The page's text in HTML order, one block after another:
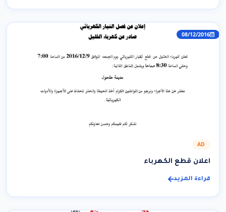
08/12/2016
AD
اعلان قطع الكهرباء
قراءة المزيد